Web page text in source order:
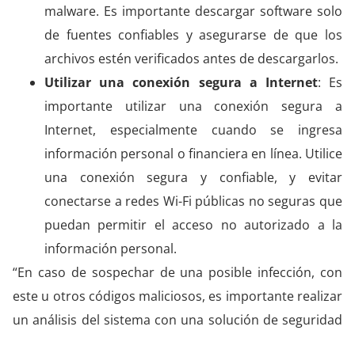
malware. Es importante descargar software solo
de fuentes confiables y asegurarse de que los
archivos estén verificados antes de descargarlos.
Utilizar una conexión segura a Internet: Es
importante utilizar una conexión segura a
Internet, especialmente cuando se ingresa
información personal o financiera en línea. Utilice
una conexión segura y confiable, y evitar
conectarse a redes Wi-Fi públicas no seguras que
puedan permitir el acceso no autorizado a la
información personal.
“En caso de sospechar de una posible infección, con
este u otros códigos maliciosos, es importante realizar
un análisis del sistema con una solución de seguridad